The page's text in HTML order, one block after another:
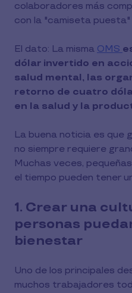
colaboradores más
con la "camiseta
El dato: La misma OMS
dólar invertido en
salud mental, las
retorno de cuatro
en la salud y la
La buena noticia es que
no siempre requiere
Muchas veces,
el tiempo pueden tener
1. Crear una
personas
bienestar
Uno de los principales
muchos trabajadores